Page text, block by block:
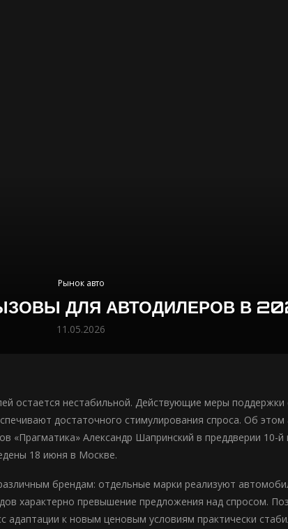
Рынок авто
ДЛЯ АВТОДИЛЕРОВ В
11.05.2026
остается нестабильной. Действующие меры поддержки
достаточного стимулирования спроса. Об
«Прагматика» Александр Шапринский в преддверии 10-
18 июня в Москве.
брендам: отдельные марки реализуют
характерно превышение предложения над спросом.
адаптации к новым ценовым условиям практически